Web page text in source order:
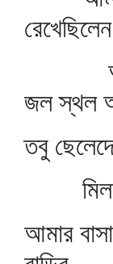
জল স্থল
তবু
মিলল
আমার